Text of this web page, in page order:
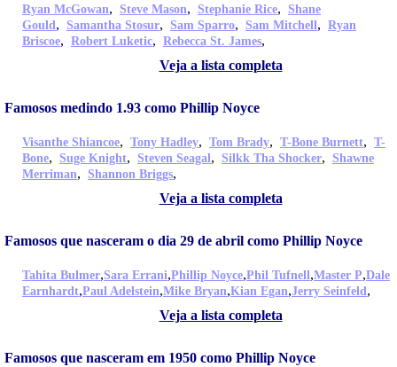
Ryan McGowan, Steve Mason, Stephanie Rice, Shane
Gould, Samantha Stosur, Sam Sparro, Sam Mitchell, Ryan
Briscoe, Robert Luketic, Rebecca St. James,
Veja a lista completa
Famosos medindo 1.93 como Phillip Noyce
Visanthe Shiancoe, Tony Hadley, Tom Brady, T-Bone Burnett, T-
Bone, Suge Knight, Steven Seagal, Silkk Tha Shocker, Shawne
Merriman, Shannon Briggs,
Veja a lista completa
Famosos que nasceram o dia 29 de abril como Phillip Noyce
Tahita Bulmer,Sara Errani,Phillip Noyce,Phil Tufnell,Master P,Dale
Earnhardt,Paul Adelstein,Mike Bryan,Kian Egan,Jerry Seinfeld,
Veja a lista completa
Famosos que nasceram em 1950 como Phillip Noyce